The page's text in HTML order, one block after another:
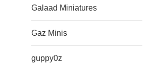
Galaad Miniatures
Gaz Minis
guppy0z